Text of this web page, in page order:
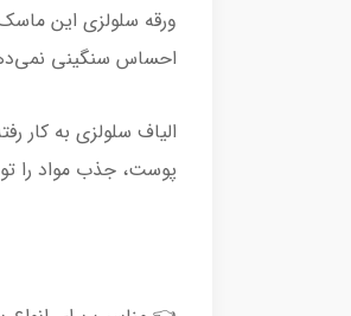
ورقه سلولزی این
احساس سنگینی
الیاف سلولزی به کار
پوست، جذب مواد را